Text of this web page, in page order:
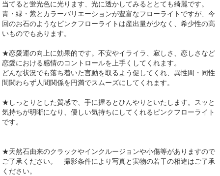
当てると蛍光色に光ります、光に透かしてみるととても綺麗です。
青・緑・紫とカラーバリエーションが豊富なフローライトですが、今
回のお石のようなピンクフローライトは産出量が少なく、希少性の高
いものでもあります。
★恋愛運の向上に効果的です。不安やイライラ、寂しさ、恋しさなど
恋愛における感情のコントロールを上手くしてくれます。
どんな状況でも落ち着いた言動を取るよう促してくれ、異性間・同性
間関わらず人間関係を円満でスムーズにしてくれます。
★しっとりとした質感で、手に握るとひんやりといたします。スッと
気持ちが明晰になり、優しい気持ちにしてくれるピンクフローライト
です。
★天然石由来のクラックやインクルージョンや小傷等がありますので
ご了承ください。 撮影条件により写真と実物の若干の相違はご了承
ください。